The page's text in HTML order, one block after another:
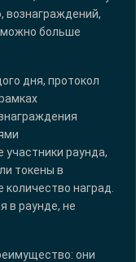
вознаграждений,
можно больше
дня, протокол
участники раунда,
токены в
наград.
в раунде, не
они